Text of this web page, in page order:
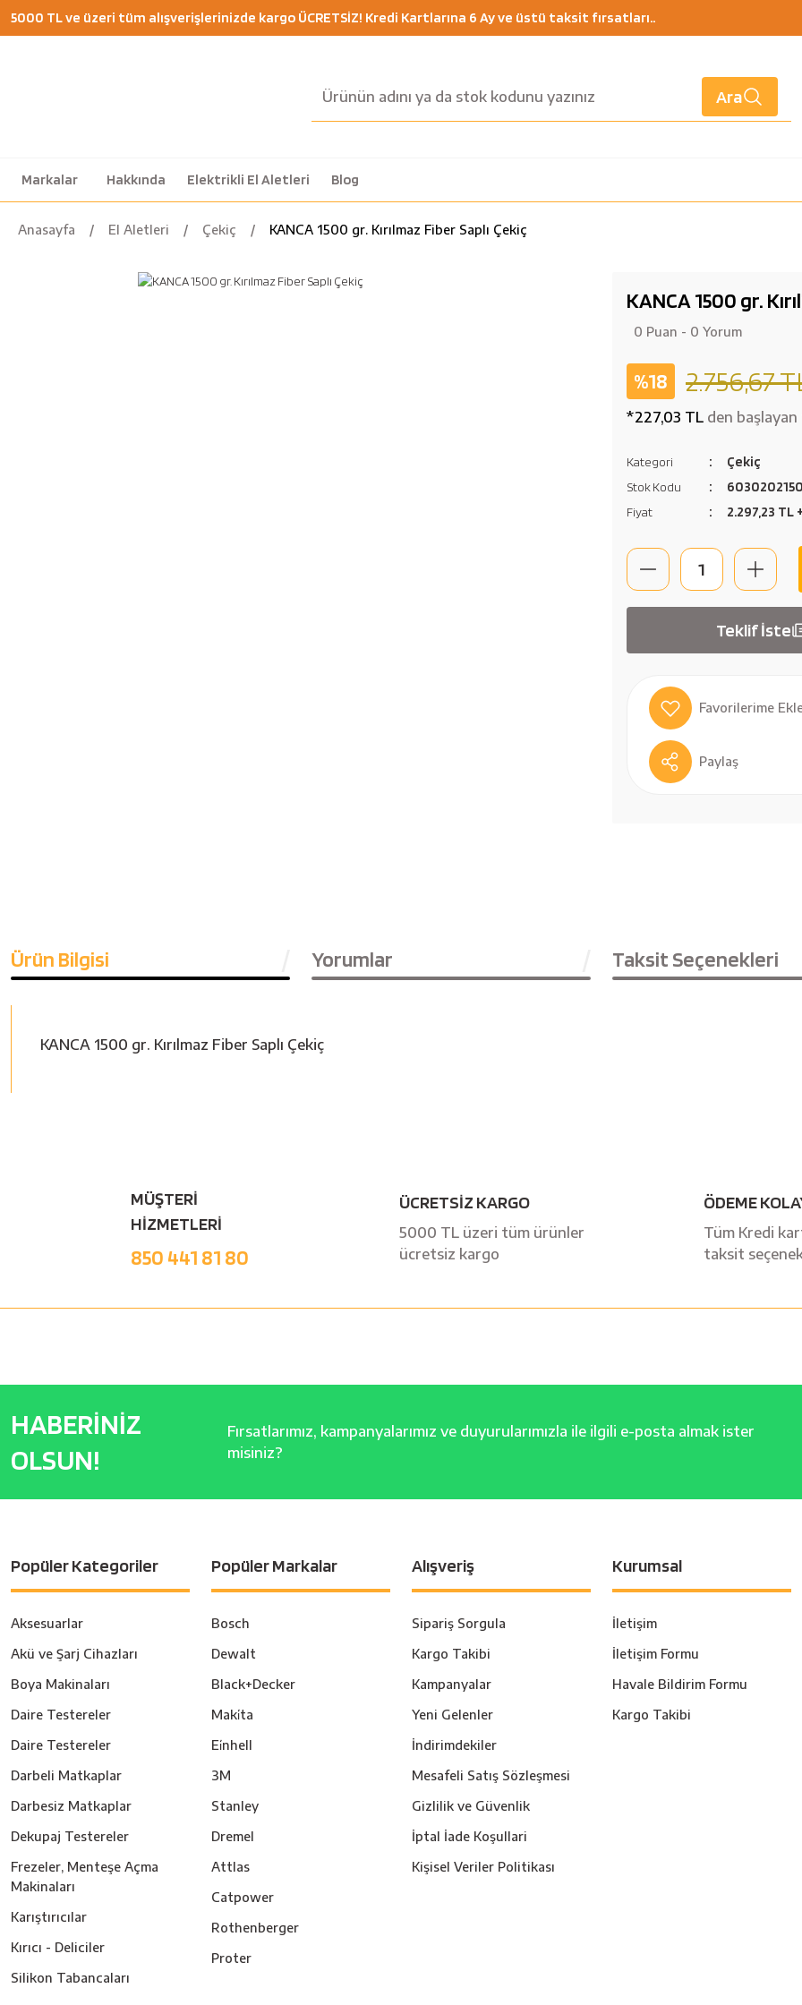
5000 TL ve üzeri tüm alışverişlerinizde kargo ÜCRETSİZ! Kredi Kartlarına 6 Ay ve üstü taksit fırsatları..
Ara
Markalar Hakkında Elektrikli El Aletleri Blog
Anasayfa El Aletleri Çekiç KANCA 1500 gr. Kırılmaz Fiber Saplı Çekiç
KANCA 1500 gr.
0 Puan - 0 Yorum
%18 2.756,67
*227,03 TL den
Kategori Çekiç
Stok Kodu
Fiyat 2.297,23 TL
Teklif İste
Paylaş
Ürün Bilgisi Yorumlar Taksit Seçenekleri
KANCA 1500 gr. Kırılmaz Fiber Saplı Çekiç
MÜŞTERİ
HİZMETLERİ
850 441 81 80
ÜCRETSİZ KARGO
5000 TL üzeri tüm ürünler
ücretsiz kargo
ÖDEME
Tüm Kredi
taksit
HABERİNİZ
OLSUN!
Fırsatlarımız, kampanyalarımız ve duyurularımızla ile ilgili e-posta almak ister
misiniz?
Popüler Kategoriler
Aksesuarlar
Akü ve Şarj Cihazları
Boya Makinaları
Daire Testereler
Daire Testereler
Darbeli Matkaplar
Darbesiz Matkaplar
Dekupaj Testereler
Frezeler, Menteşe Açma
Makinaları
Karıştırıcılar
Kırıcı - Deliciler
Silikon Tabancaları
Popüler Markalar
Bosch
Dewalt
Black+Decker
Maki̇ta
Ei̇nhell
3M
Stanley
Dremel
Attlas
Catpower
Rothenberger
Proter
Alışveriş
Sipariş Sorgula
Kargo Takibi
Kampanyalar
Yeni Gelenler
İndirimdekiler
Mesafeli Satış Sözleşmesi
Gizlilik ve Güvenlik
İptal İade Koşullari
Kişisel Veriler Politikası
Kurumsal
İletişim
İletişim Formu
Havale Bildirim Formu
Kargo Takibi